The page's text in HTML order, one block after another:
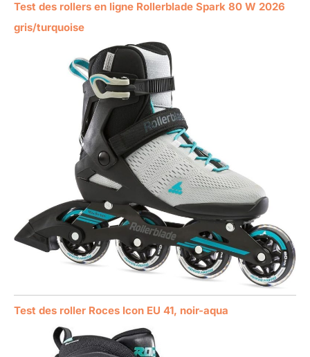
Test des rollers en ligne Rollerblade Spark 80 W 2026
gris/turquoise
Test des roller Roces Icon EU 41, noir-aqua